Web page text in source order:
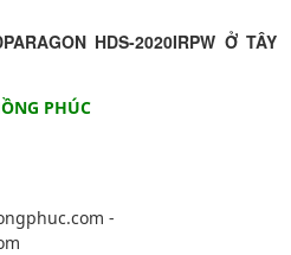
HDS-2020IRPW Ở TÂY
PHÚC
-